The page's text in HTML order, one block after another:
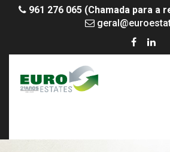
961 276 065 (Chamada para a